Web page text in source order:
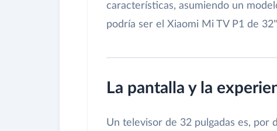
características, asumiendo un
podría ser el Xiaomi Mi TV P1 de
La pantalla y la
Un televisor de 32 pulgadas es, por